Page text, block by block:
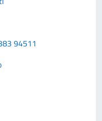
94511